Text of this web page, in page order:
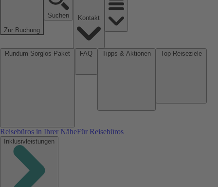
Zur Buchung
Suchen
Reisebüros in Ihrer NäheFür Reisebüros
Inklusivleistungen